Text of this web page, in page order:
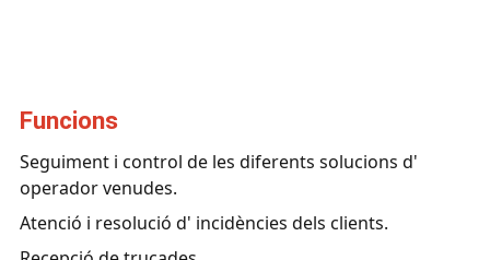
funcions
Seguiment i control de les diferents solucions d'
operador venudes.
Atenció i resolució d' incidències dels clients.